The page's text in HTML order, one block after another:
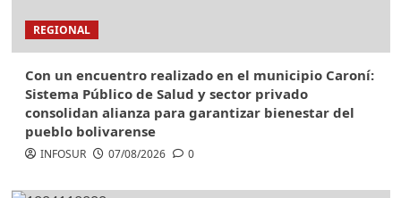
REGIONAL
Con un encuentro realizado en el municipio Caroní:
Sistema Público de Salud y sector privado
consolidan alianza para garantizar bienestar del
pueblo bolivarense
INFOSUR 07/08/2026 0